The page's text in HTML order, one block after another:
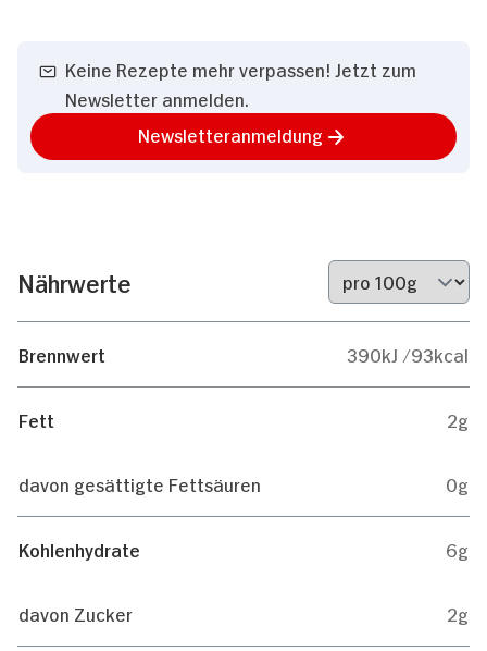
Keine Rezepte mehr verpassen! Jetzt zum
Newsletter anmelden.
Newsletteranmeldung
Nährwerte
Brennwert 390kJ /93kcal
Fett 2g
davon gesättigte Fettsäuren 0g
Kohlenhydrate 6g
davon Zucker 2g